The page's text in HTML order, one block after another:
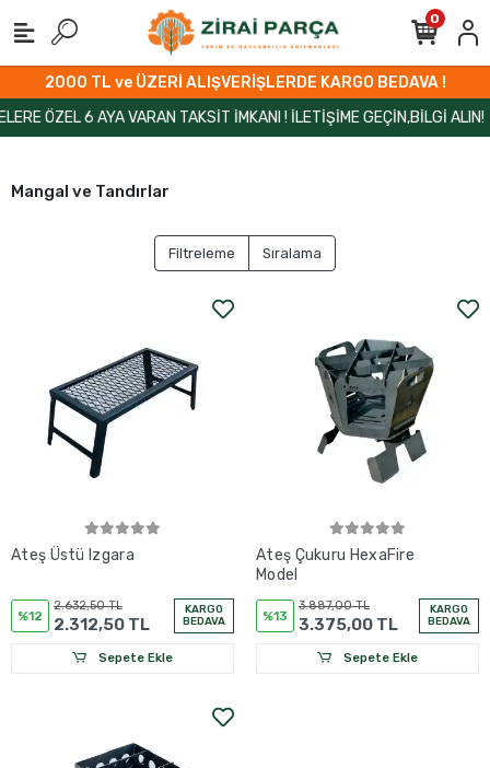
2000 TL ve ÜZERİ ALIŞVERİŞLERDE KARGO BEDAVA !
ÖZEL 6 AYA VARAN TAKSİT İMKANI ! İLETİŞİME GEÇİN,BİLGİ ALIN!
0
Mangal ve Tandırlar
Filtreleme Sıralama
Ateş Üstü Izgara
%12
2.632,50 TL
2.312,50 TL
KARGO
BEDAVA
Sepete Ekle
Ateş Çukuru HexaFire
Model
%13
3.887,00 TL
3.375,00 TL
KARGO
BEDAVA
Sepete Ekle